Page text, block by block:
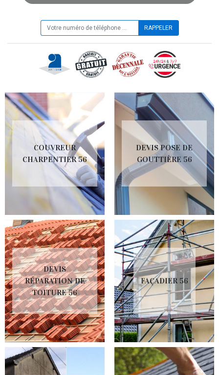
COUVREUR
CHARPENTIER 56
DEVIS POSE DE
GOUTTIÈRE 56
DEVIS
RÉPARATION DE
TOITURE 56
FAÇADIER 56